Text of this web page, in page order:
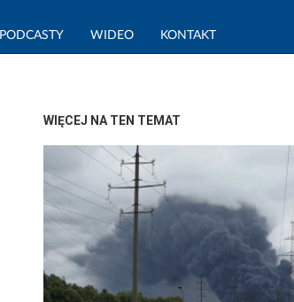
PODCASTY WIDEO KONTAKT
WIĘCEJ NA TEN TEMAT